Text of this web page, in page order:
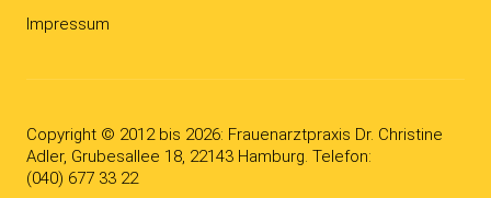
Impressum
Copyright © 2012 bis 2026: Frauenarzt­­praxis Dr. Christine
Adler, Grubesallee 18, 22143 Hamburg. Telefon:
(040) 677 33 22